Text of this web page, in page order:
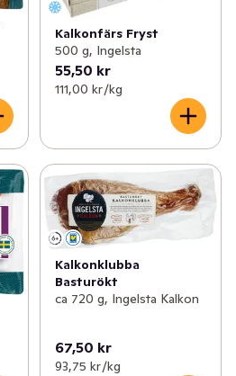
Kalkonfärs Fryst
500 g, Ingelsta
55,50 kr
111,00 kr /kg
Kalkonklubba
Basturökt
ca 720 g, Ingelsta Kalkon
67,50 kr
93,75 kr /kg